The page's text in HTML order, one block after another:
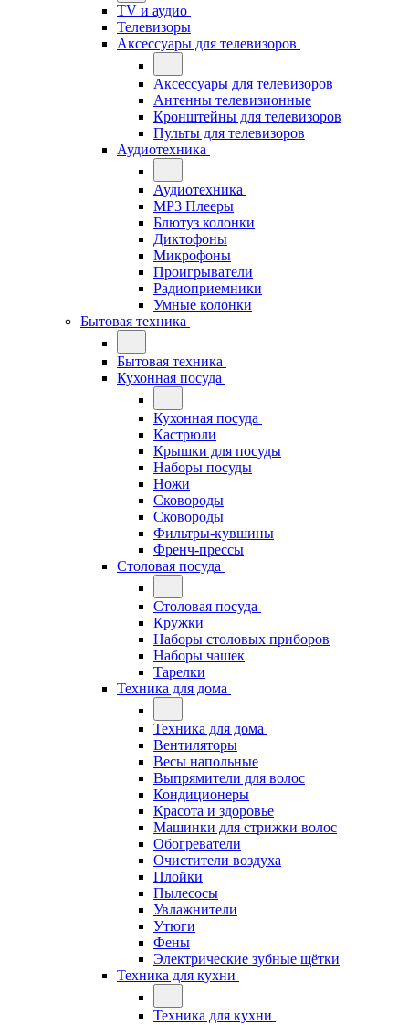
TV и аудио
Телевизоры
Аксессуары для телевизоров
Аксессуары для телевизоров
Антенны телевизионные
Кронштейны для телевизоров
Пульты для телевизоров
Аудиотехника
Аудиотехника
MP3 Плееры
Блютуз колонки
Диктофоны
Микрофоны
Проигрыватели
Радиоприемники
Умные колонки
Бытовая техника
Бытовая техника
Кухонная посуда
Кухонная посуда
Кастрюли
Крышки для посуды
Наборы посуды
Ножи
Сковороды
Сковороды
Фильтры-кувшины
Френч-прессы
Столовая посуда
Столовая посуда
Кружки
Наборы столовых приборов
Наборы чашек
Тарелки
Техника для дома
Техника для дома
Вентиляторы
Весы напольные
Выпрямители для волос
Кондиционеры
Красота и здоровье
Машинки для стрижки волос
Обогреватели
Очистители воздуха
Плойки
Пылесосы
Увлажнители
Утюги
Фены
Электрические зубные щётки
Техника для кухни
Техника для кухни